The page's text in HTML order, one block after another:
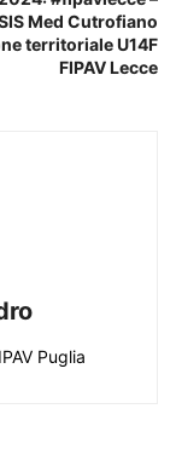
Med Cutrofiano
territoriale U14F
FIPAV Lecce
Puglia